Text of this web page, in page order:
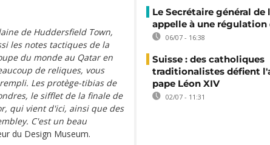
de Huddersfield Town,
les notes tactiques de la
du monde au Qatar en
de reliques, vous
Les protège-tibias de
le sifflet de la finale de
qui vient d'ici, ainsi que des
C'est un beau
du Design Museum.
Le Secrétaire général de
appelle à une régulation
06/07 - 16:38
Suisse : des catholiques
traditionalistes défient
pape Léon XIV
02/07 - 11:31